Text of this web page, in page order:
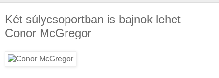
Két súlycsoportban is bajnok lehet
Conor McGregor